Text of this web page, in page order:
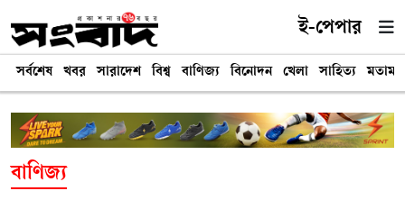
ই-পেপার
সর্বশেষ খবর সারাদেশ বিশ্ব বাণিজ্য বিনোদন খেলা সাহিত্য মতামত
বাণিজ্য